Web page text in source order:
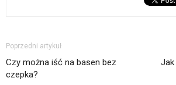
Poprzedni artykuł
Czy można iść na basen bez
czepka?